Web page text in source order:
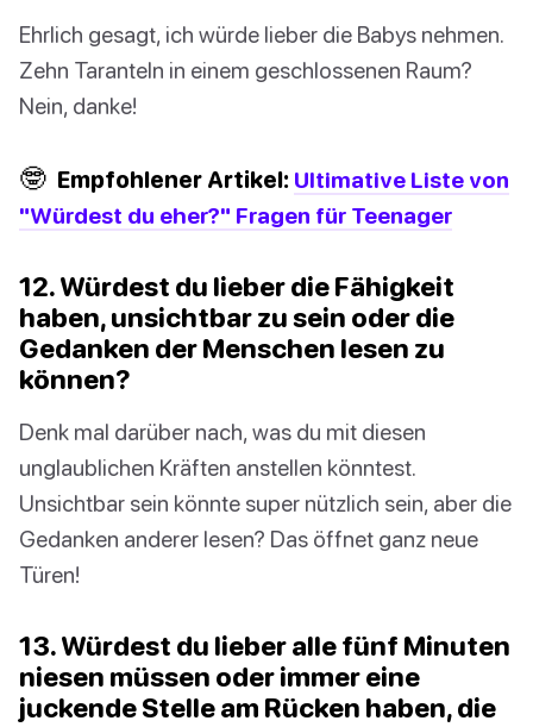
Ehrlich gesagt, ich würde lieber die Babys nehmen.
Zehn Taranteln in einem geschlossenen Raum?
Nein, danke!
🤓 Empfohlener Artikel: Ultimative Liste von
"Würdest du eher?" Fragen für Teenager
12. Würdest du lieber die Fähigkeit
haben, unsichtbar zu sein oder die
Gedanken der Menschen lesen zu
können?
Denk mal darüber nach, was du mit diesen
unglaublichen Kräften anstellen könntest.
Unsichtbar sein könnte super nützlich sein, aber die
Gedanken anderer lesen? Das öffnet ganz neue
Türen!
13. Würdest du lieber alle fünf Minuten
niesen müssen oder immer eine
juckende Stelle am Rücken haben, die